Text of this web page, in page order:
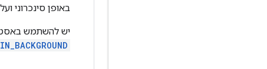
באופן סינכרוני
יש להשתמש
IN_BACKGROUND